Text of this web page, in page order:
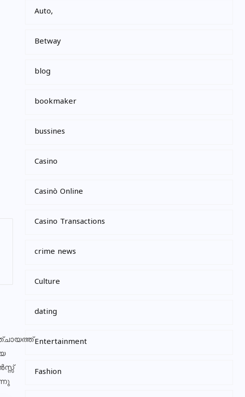
Auto,
Betway
blog
bookmaker
bussines
Casino
Casinò Online
Casino Transactions
crime news
Culture
dating
Entertainment
Fashion